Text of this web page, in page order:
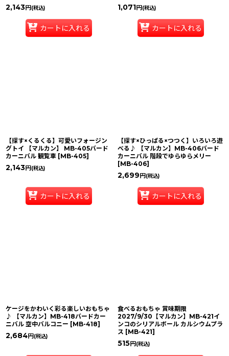
2,143円(税込)
カートに入れる
1,071円(税込)
カートに入れる
【探す×くるくる】可愛いフォージン
グトイ 【マルカン】 MB-405バード
カーニバル 観覧車 [MB-405]
2,143円(税込)
カートに入れる
【探す×ひっぱる×つつく】いろいろ遊
べる♪ 【マルカン】MB-406バード
カーニバル 階段でゆらゆらメリー
[MB-406]
2,699円(税込)
カートに入れる
ケージをかわいく彩る楽しいおもちゃ
♪ 【マルカン】MB-418バードカー
ニバル 空中バルコニー [MB-418]
2,684円(税込)
食べるおもちゃ 賞味期限
2027/9/30【マルカン】MB-421イ
ンコのシリアルボール カルシウムプラ
ス [MB-421]
515円(税込)